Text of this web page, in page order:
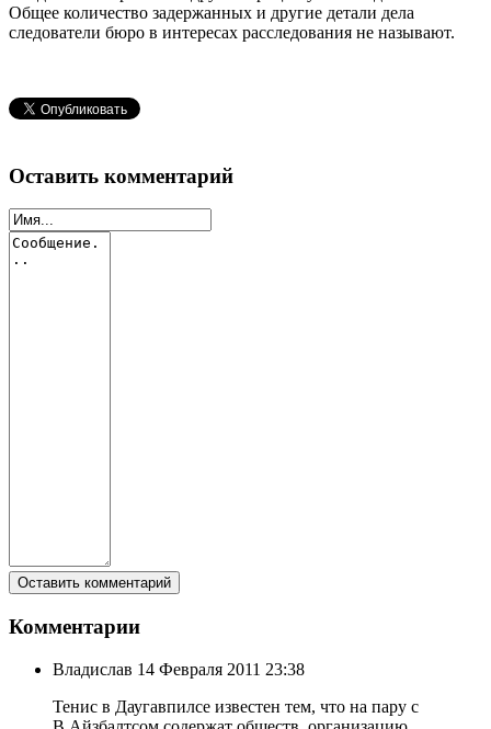
Общее количество задержанных и другие детали дела
следователи бюро в интересах расследования не называют.
Оставить комментарий
Комментарии
Владислав 14 Февраля 2011 23:38
Тенис в Даугавпилсе известен тем, что на пару с